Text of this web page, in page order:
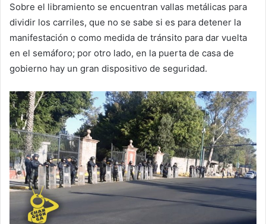
Sobre el libramiento se encuentran vallas metálicas para
dividir los carriles, que no se sabe si es para detener la
manifestación o como medida de tránsito para dar vuelta
en el semáforo; por otro lado, en la puerta de casa de
gobierno hay un gran dispositivo de seguridad.